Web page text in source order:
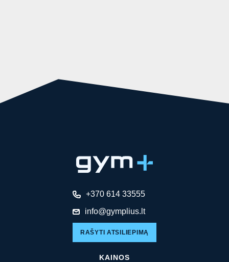
+370 614 33555
info@gymplius.lt
RAŠYTI ATSILIEPIMĄ
KAINOS